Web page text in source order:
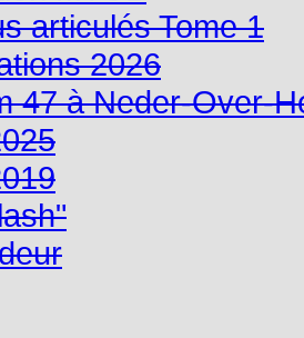
articulés Tome 1
2026
47 à Neder-Over-